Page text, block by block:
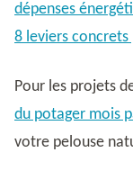
dépenses
8 leviers
Pour les projets
du potager mois
votre pelouse